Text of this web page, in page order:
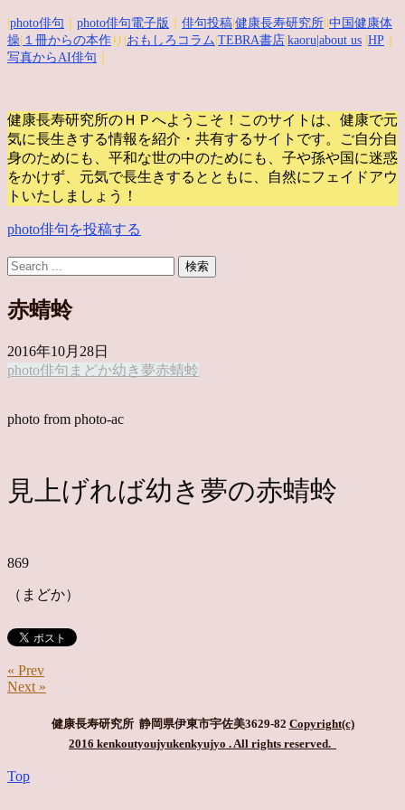
photo俳句 photo俳句電子版 俳句投稿 健康長寿研究所 中国健康体
操 １冊からの本作 り| おもしろコラム TEBRA書店 kaoru |about us HP
写真からAI俳句
健康長寿研究所のＨＰへようこそ！このサイトは、健康で元
気に長生きする情報を紹介・共有するサイトです。
ご自分自
身のためにも、平和な世の中のためにも、子や孫や国に迷惑
をかけず、元気で長生きするとともに、自然にフェイドアウ
トいたしましょう！
photo俳句を投稿する
赤蜻蛉
2016年10月28日
photo俳句 まどか幼き夢赤蜻蛉
photo from photo-ac
見上げれば幼き夢の赤蜻蛉
869
（まどか）
« Prev
Next »
健康長寿研究所 静岡県伊東市宇佐美3629-82 Copyright(c)
2016 kenkoutyoujyukenkyujyo . All rights reserved.
Top